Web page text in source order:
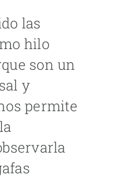
las
hilo
son un
y
permite